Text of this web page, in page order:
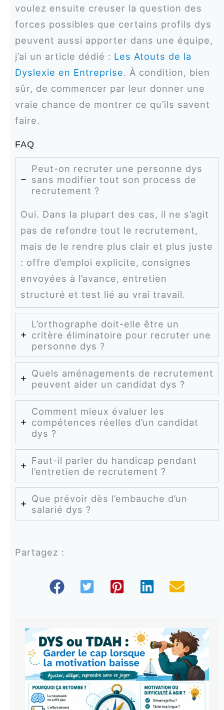
voulez ensuite creuser la question des
forces possibles que certains profils dys
peuvent aussi apporter dans une équipe,
j’ai un article dédié : Les Atouts de la
Dyslexie en Entreprise. À condition, bien
sûr, de commencer par leur donner une
vraie chance de montrer ce qu’ils savent
faire.
FAQ
Peut-on recruter une personne dys
sans modifier tout son process de
recrutement ?
Oui. Dans la plupart des cas, il ne s’agit
pas de refondre tout le recrutement,
mais de le rendre plus clair et plus juste
: offre d’emploi explicite, consignes
envoyées à l’avance, entretien
structuré et test lié au vrai travail.
L’orthographe doit-elle être un
critère éliminatoire pour recruter une
personne dys ?
Quels aménagements de recrutement
peuvent aider un candidat dys ?
Comment mieux évaluer les
compétences réelles d’un candidat
dys ?
Faut-il parler du handicap pendant
l’entretien de recrutement ?
Que prévoir dès l’embauche d’un
salarié dys ?
Partagez :